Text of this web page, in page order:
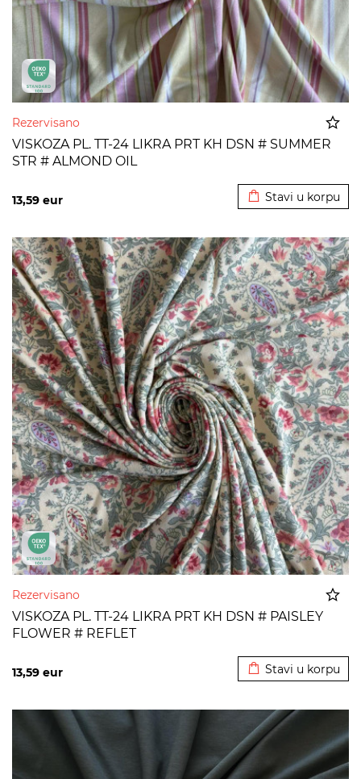
Rezervisano
VISKOZA PL. TT-24 LIKRA PRT KH DSN # SUMMER
STR # ALMOND OIL
13,59 eur Stavi u korpu
Rezervisano
VISKOZA PL. TT-24 LIKRA PRT KH DSN # PAISLEY
FLOWER # REFLET
13,59 eur Stavi u korpu